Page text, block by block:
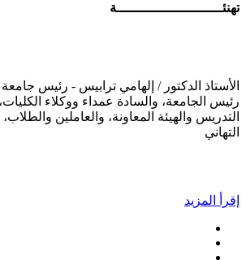
تهنئــــــــــــــــــــــــــة
التهاني
إقرأ المزيد